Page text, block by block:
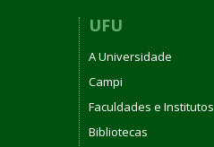
UFU
A Universidade
Campi
Faculdades e Institutos
Bibliotecas